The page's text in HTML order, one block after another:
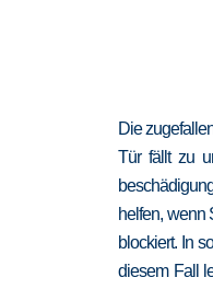
Die
Tür fällt zu
helfen, wenn
blockiert. In
diesem Fall